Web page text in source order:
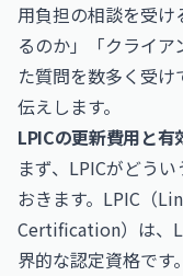
用負担の相談を受け
るのか」「クライ
た質問を数多く受
伝えします。
LPICの更新費用と
まず、LPICがどう
おきます。LPIC（
Certification）は、
界的な認定資格で